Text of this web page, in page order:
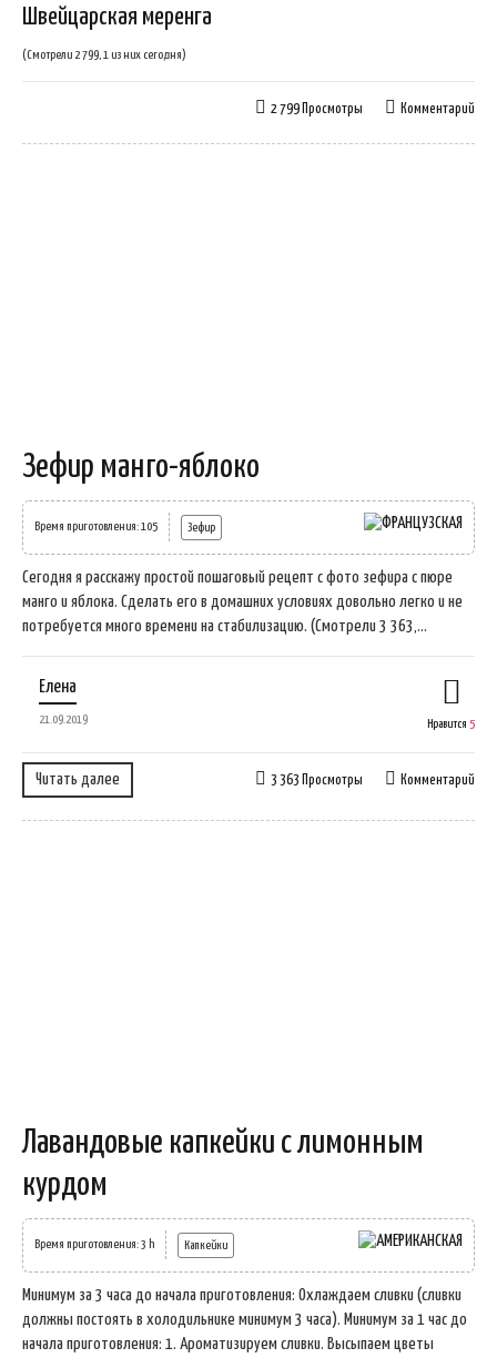
Швейцарская меренга
(Смотрели 2 799, 1 из них сегодня)
Комментарий
2 799 Просмотры
Зефир манго-яблоко
Время приготовления: 105 Зефир
Сегодня я расскажу простой пошаговый рецепт с фото зефира с пюре
манго и яблока. Сделать его в домашних условиях довольно легко и не
потребуется много времени на стабилизацию. (Смотрели 3 363,...
Елена
21.09.2019 Нравится 5
Читать далее Комментарий
3 363 Просмотры
Лавандовые капкейки с лимонным
курдом
Время приготовления: 3 h Капкейки
Минимум за 3 часа до начала приготовления: Охлаждаем сливки (сливки
должны постоять в холодильнике минимум 3 часа). Минимум за 1 час до
начала приготовления: 1. Ароматизируем сливки. Высыпаем цветы